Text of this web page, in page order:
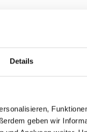
Details
geben wir